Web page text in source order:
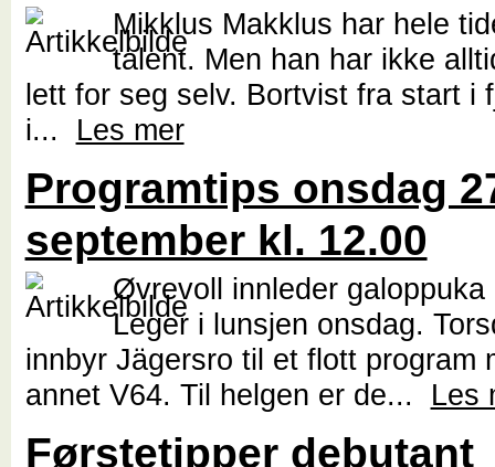
Mikklus Makklus har hele
talent. Men han har ikke
lett for seg selv. Bortvist fra start i
i... Les mer
Programtips onsdag
september kl. 12.00
Øvrevoll innleder galoppuka
Leger i lunsjen onsdag.
innbyr Jägersro til et flott program
annet V64. Til helgen er de... Les
Førstetipper debutant